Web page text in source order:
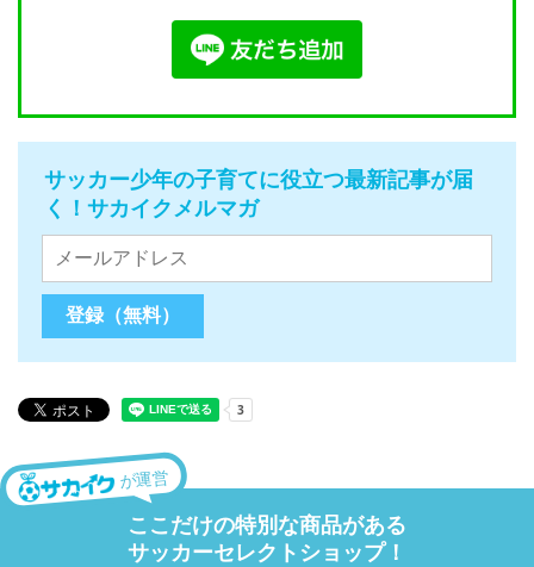
サッカー少年の子育てに役立つ最新記事が届
く！サカイクメルマガ
が運営
ここだけの特別な商品がある
サッカーセレクトショップ！